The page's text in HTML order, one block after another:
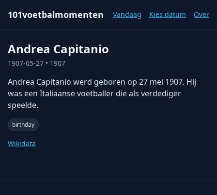
101voetbalmomenten Vandaag Kies datum Over
Andrea Capitanio
1907-05-27 • 1907
Andrea Capitanio werd geboren op 27 mei 1907. Hij
was een Italiaanse voetballer die als verdediger
speelde.
birthday
Wikidata